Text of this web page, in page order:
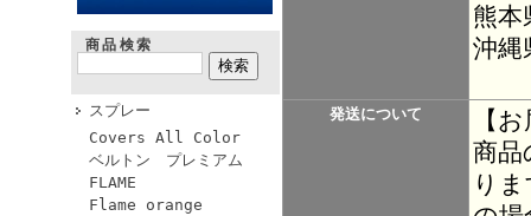
商品検索
スプレー
Covers All Color
ベルトン プレミアム
FLAME
Flame orange
熊
沖縄
発送について
【
商品
り